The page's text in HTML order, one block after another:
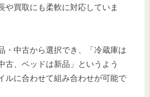
や買取にも柔軟に対応していま
・中古から選択でき、「冷蔵庫は
古、ベッドは新品」というよう
ルに合わせて組み合わせが可能で